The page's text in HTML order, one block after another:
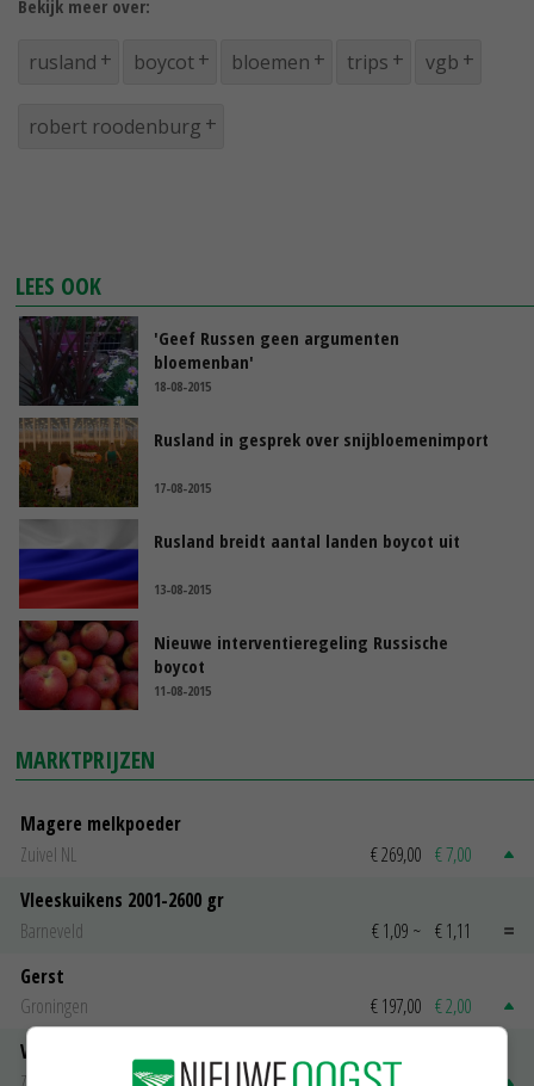
Bekijk meer over:
rusland boycot bloemen trips vgb
robert roodenburg
LEES OOK
'Geef Russen geen argumenten
bloemenban'
18-08-2015
Rusland in gesprek over snijbloemenimport
17-08-2015
Rusland breidt aantal landen boycot uit
13-08-2015
Nieuwe interventieregeling Russische
boycot
11-08-2015
MARKTPRIJZEN
Magere melkpoeder
Zuivel NL
€ 269,00 € 7,00
Vleeskuikens 2001-2600 gr
Barneveld
€ 1,09 ~ € 1,11
Gerst
Groningen
€ 197,00 € 2,00
Volle melkpoeder